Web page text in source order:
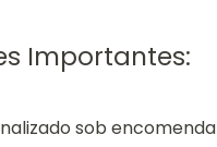
Importantes:
sob encomenda